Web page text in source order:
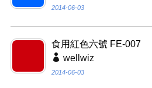
2014-06-03
食用紅色六號 FE-007
wellwiz
2014-06-03